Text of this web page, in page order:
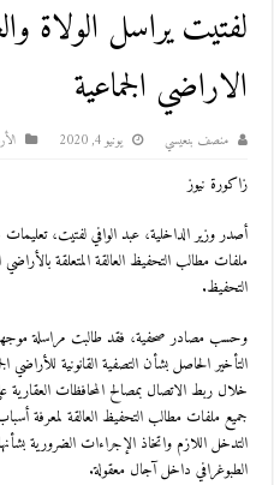
لفتيت يراسل الولاة
الاراضي الجماعية
منصف بنعيسي يونيو 4, 2020
زاكورة نيوز
أصدر وزیر الداخلية، عبد الوافي لفتيت،
ملفات مطالب التحفيظ العالقة المتعلقة
التحفيظ.
وحسب مصادر صحفية، فقد طالبت مراسلة موجهة
التأخير الحاصل بشأن التصفية القانونية
خلال ربط الاتصال بمصالح المحافظات
جميع ملفات مطالب التحفيظ العالقة لمعرفة
التدخل اللازم واتخاذ الإجراءات الضرورية
الطبوغرافي داخل آجال معقولة.